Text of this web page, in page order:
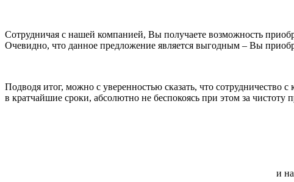
Сотрудничая с нашей компанией, Вы получаете возможность
Очевидно, что данное предложение является выгодным – Вы
Подводя итог, можно с уверенностью сказать, что
в кратчайшие сроки, абсолютно не беспокоясь при этом за чистоту
и